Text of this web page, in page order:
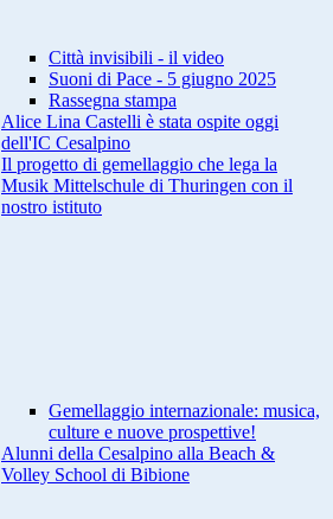
Città invisibili - il video
Suoni di Pace - 5 giugno 2025
Rassegna stampa
Alice Lina Castelli è stata ospite oggi
dell'IC Cesalpino
Il progetto di gemellaggio che lega la
Musik Mittelschule di Thuringen con il
nostro istituto
Gemellaggio internazionale: musica,
culture e nuove prospettive!
Alunni della Cesalpino alla Beach &
Volley School di Bibione